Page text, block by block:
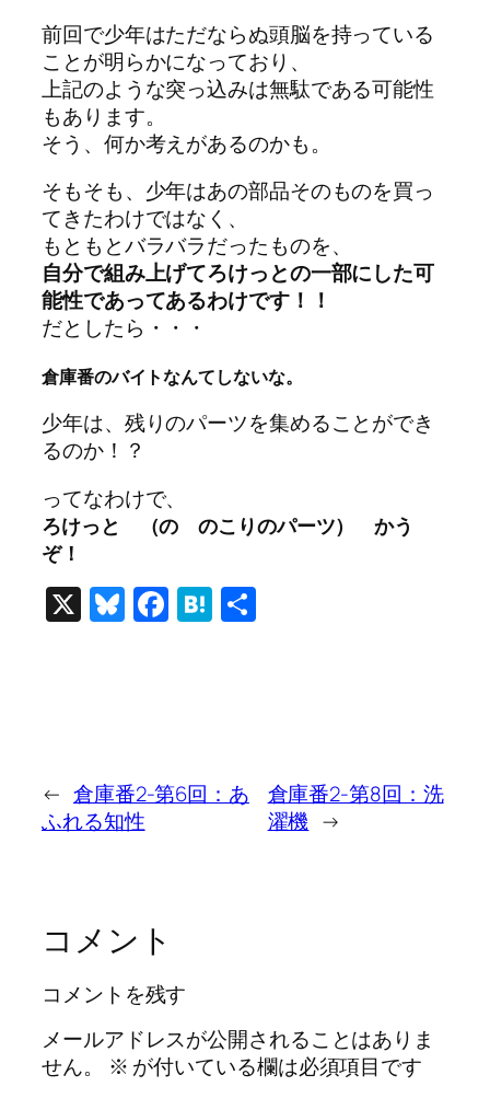
前回で少年はただならぬ頭脳を持っている
ことが明らかになっており、
上記のような突っ込みは無駄である可能性
もあります。
そう、何か考えがあるのかも。
そもそも、少年はあの部品そのものを買っ
てきたわけではなく、
もともとバラバラだったものを、
自分で組み上げてろけっとの一部にした可
能性であってあるわけです！！
だとしたら・・・
倉庫番のバイトなんてしないな。
少年は、残りのパーツを集めることができ
るのか！？
ってなわけで、
ろけっと （の のこりのパーツ） かう
ぞ！
X Bluesky
Facebook
Hatena
← 倉庫番2-第6回：あ
ふれる知性
倉庫番2-第8回：洗
濯機 →
コメント
コメントを残す
メールアドレスが公開されることはありま
せん。
※ が付いている欄は必須項目です